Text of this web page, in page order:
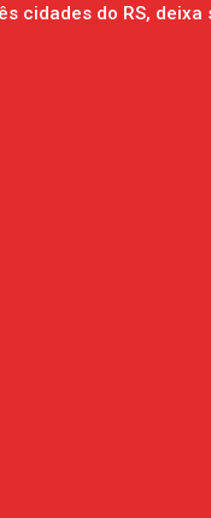
cidades do RS,